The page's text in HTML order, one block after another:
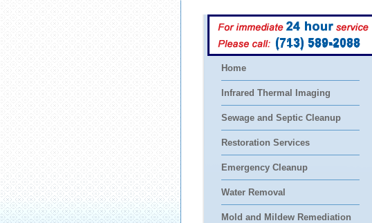
(713) 589-2088
Home
Infrared Thermal Imaging
Sewage and Septic Cleanup
Restoration Services
Emergency Cleanup
Water Removal
Mold and Mildew Remediation